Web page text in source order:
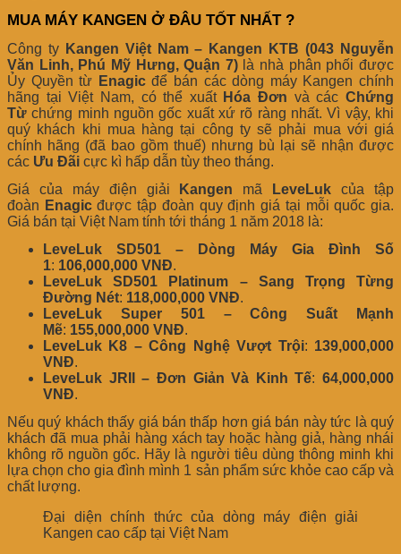
MUA MÁY KANGEN Ở ĐÂU TỐT NHẤT ?
Công ty Kangen Việt Nam – Kangen KTB (043 Nguyễn
Văn Linh, Phú Mỹ Hưng, Quận 7)là nhà phân phối được
Ủy Quyền từ Enagicđể bán các dòng máy Kangen chính
hãng tại Việt Nam, có thể xuất Hóa Đơn và cácChứng
Từ chứng minh nguồn gốc xuất xứ rõ ràng nhất. Vì vậy, khi
quý khách khi mua hàng tại công ty sẽ phải mua với giá
chính hãng (đã bao gồm thuế) nhưng bù lại sẽ nhận được
các Ưu Đãi cực kì hấp dẫn tùy theo tháng.
Giá của máy điện giải
Kangen mã LeveLuk của tập
đoàn Enagicđược tập đoàn quy định giá tại mỗi quốc gia.
Giá bán tại Việt Nam tính tới tháng 1 năm 2018 là:
LeveLuk SD501 – Dòng Máy Gia Đình Số
1: 106,000,000 VNĐ.
LeveLuk SD501 Platinum – Sang Trọng Từng
Đường Nét: 118,000,000 VNĐ.
LeveLuk Super 501 – Công Suất Mạnh
Mẽ: 155,000,000 VNĐ.
LeveLuk K8 – Công Nghệ Vượt Trội: 139,000,000
VNĐ.
LeveLuk JRII – Đơn Giản Và Kinh Tế: 64,000,000
VNĐ.
Nếu quý khách thấy giá bán thấp hơn giá bán này tức là quý
khách đã mua phải hàng xách tay hoặc hàng giả, hàng nhái
không rõ nguồn gốc. Hãy là người tiêu dùng thông minh khi
lựa chọn cho gia đình mình 1 sản phẩm sức khỏe cao cấp và
chất lượng.
Đại diện chính thức của dòng máy điện giải
Kangen cao cấp tại Việt Nam